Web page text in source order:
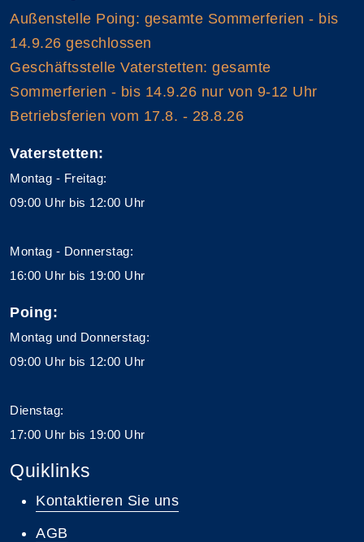
Außenstelle Poing: gesamte Sommerferien - bis
14.9.26 geschlossen
Geschäftsstelle Vaterstetten: gesamte
Sommerferien - bis 14.9.26 nur von 9-12 Uhr
Betriebsferien vom 17.8. - 28.8.26
Vaterstetten:
Montag - Freitag:
09:00 Uhr bis 12:00 Uhr
Montag - Donnerstag:
16:00 Uhr bis 19:00 Uhr
Poing:
Montag und Donnerstag:
09:00 Uhr bis 12:00 Uhr
Dienstag:
17:00 Uhr bis 19:00 Uhr
Quiklinks
Kontaktieren Sie uns
AGB